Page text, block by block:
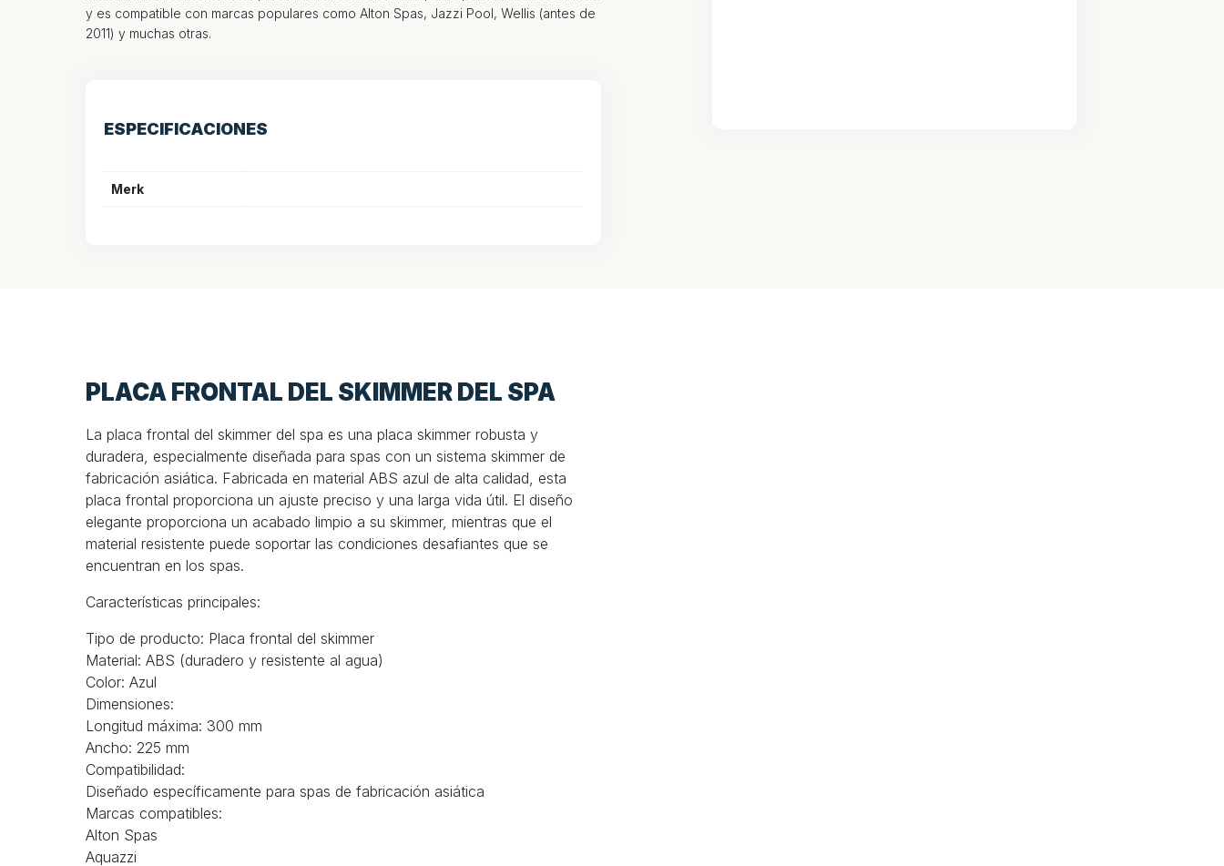
y es compatible con marcas populares como Alton Spas, Jazzi Pool, Wellis (antes de
2011) y muchas otras.
ESPECIFICACIONES
Merk
PLACA FRONTAL DEL SKIMMER DEL SPA
La placa frontal del skimmer del spa es una placa skimmer robusta y
duradera, especialmente diseñada para spas con un sistema skimmer de
fabricación asiática. Fabricada en material ABS azul de alta calidad, esta
placa frontal proporciona un ajuste preciso y una larga vida útil. El diseño
elegante proporciona un acabado limpio a su skimmer, mientras que el
material resistente puede soportar las condiciones desafiantes que se
encuentran en los spas.
Características principales:
Tipo de producto: Placa frontal del skimmer
Material: ABS (duradero y resistente al agua)
Color: Azul
Dimensiones:
Longitud máxima: 300 mm
Ancho: 225 mm
Compatibilidad:
Diseñado específicamente para spas de fabricación asiática
Marcas compatibles:
Alton Spas
Aquazzi